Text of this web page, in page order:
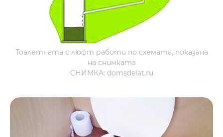
Тоалетната с люфт работи по схемата, показана
на снимката
СНИМКА: domsdelat.ru